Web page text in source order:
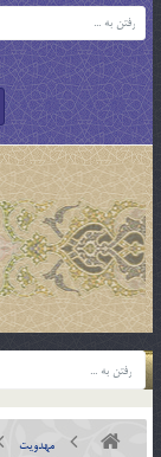
مهدویت